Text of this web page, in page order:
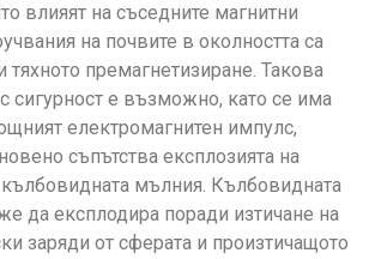
влияят на съседните магнитни
на почвите в околността са
тяхното премагнетизиране. Такова
сигурност е възможно, като се има
електромагнитен импулс,
съпътства експлозията на
мълния. Кълбовидната
да експлодира поради изтичане на
заряди от сферата и произтичащото